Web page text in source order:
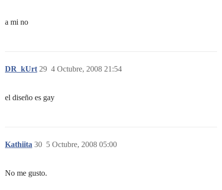
a mi no
DR_kUrt 4 Octubre, 2008 21:54
29
el diseño es gay
Kathiita 5 Octubre, 2008 05:00
30
No me gusto.